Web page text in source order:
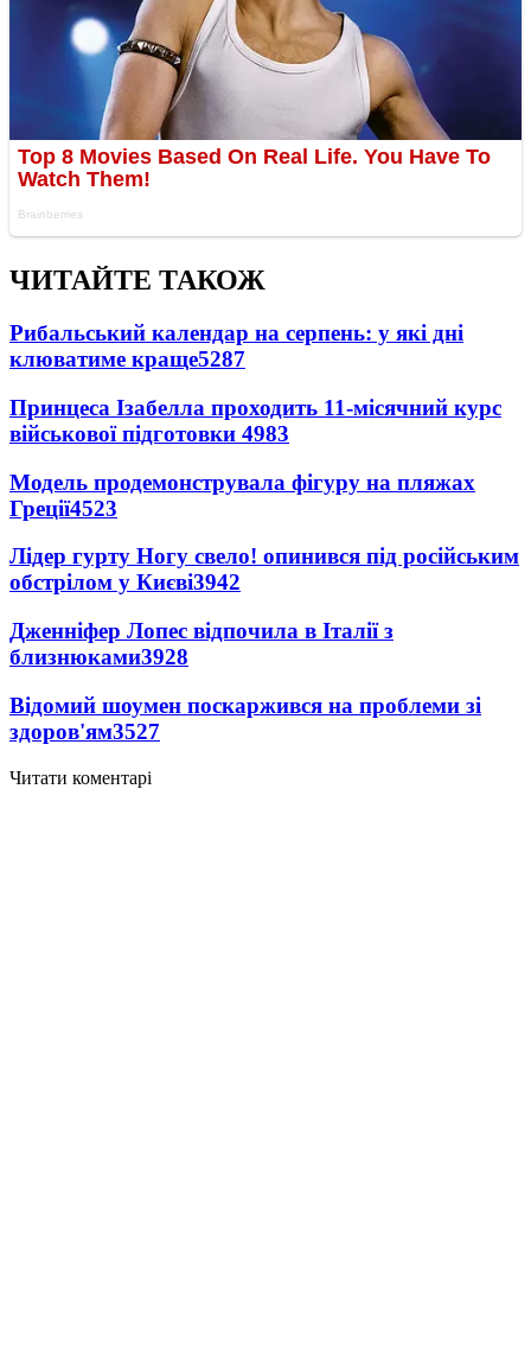
ЧИТАЙТЕ ТАКОЖ
Рибальський календар на серпень: у які дні
клюватиме краще5287
Принцеса Ізабелла проходить 11-місячний курс
військової підготовки 4983
Модель продемонструвала фігуру на пляжах
Греції4523
Лідер гурту Ногу свело! опинився під російським
обстрілом у Києві3942
Дженніфер Лопес відпочила в Італії з
близнюками3928
Відомий шоумен поскаржився на проблеми зі
здоров'ям3527
Читати коментарі